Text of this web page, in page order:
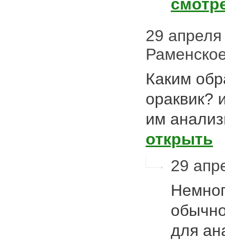
29
Каким
ораквик?
им
открыть
29
для